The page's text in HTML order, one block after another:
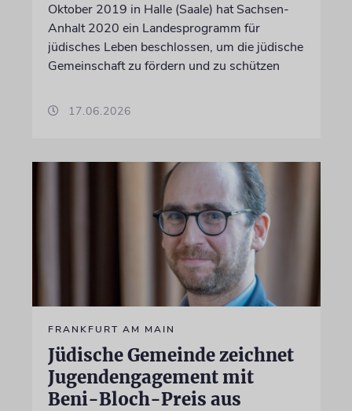
Oktober 2019 in Halle (Saale) hat Sachsen-
Anhalt 2020 ein Landesprogramm für
jüdisches Leben beschlossen, um die jüdische
Gemeinschaft zu fördern und zu schützen
17.06.2026
FRANKFURT AM MAIN
Jüdische Gemeinde zeichnet
Jugendengagement mit
Beni-Bloch-Preis aus